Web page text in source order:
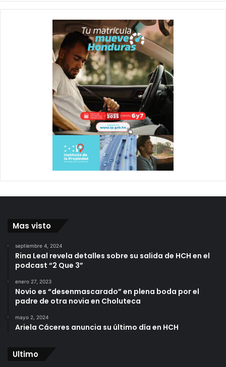
Mas visto
septiembre 4, 2024
Rina Leal revela detalles sobre su salida de HCH en el
podcast “2 Que 3”
enero 27, 2023
Novio es “desenmascarado” en plena boda por el
padre de otra novia en Choluteca
mayo 2, 2024
Ariela Cáceres anuncia su último día en HCH
Ultimo